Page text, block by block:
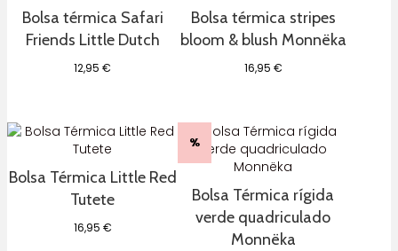
Bolsa térmica Safari
Friends Little Dutch
12,95€
Bolsa térmica stripes
bloom & blush Monnëka
16,95 €
Bolsa Térmica Little Red
Tutete
16,95 €
%
Bolsa Térmica rígida
verde quadriculado
Monnëka